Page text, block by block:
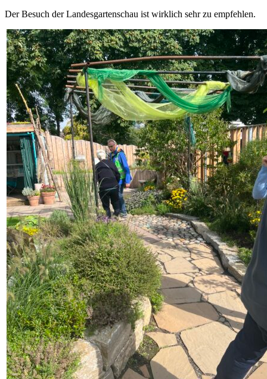
Der Besuch der Landesgartenschau ist wirklich sehr zu empfehlen.